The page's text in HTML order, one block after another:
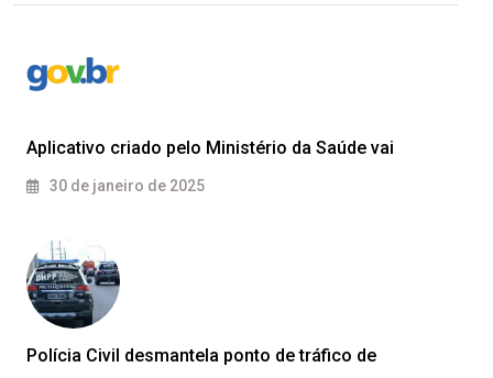
Aplicativo criado pelo Ministério da Saúde vai
30 de janeiro de 2025
Polícia Civil desmantela ponto de tráfico de